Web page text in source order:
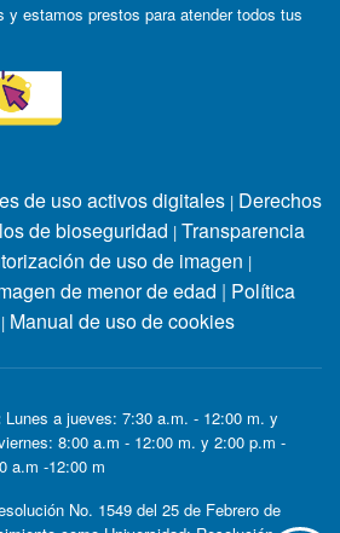
y estamos prestos para atender todos tus
de uso activos digitales | Derechos
de bioseguridad | Transparencia
de uso de imagen |
de menor de edad | Política
| Manual de uso de cookies
Lunes a jueves: 7:30 a.m. - 12:00 m. y
8:00 a.m - 12:00 m. y 2:00 p.m -
a.m -12:00 m
No. 1549 del 25 de Febrero de